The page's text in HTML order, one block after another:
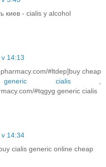
киев - cialis y alcohol
14:13
#ltdep]buy cheap
generic cialis,
#tqgyg generic cialis
14:34
cialis generic online cheap